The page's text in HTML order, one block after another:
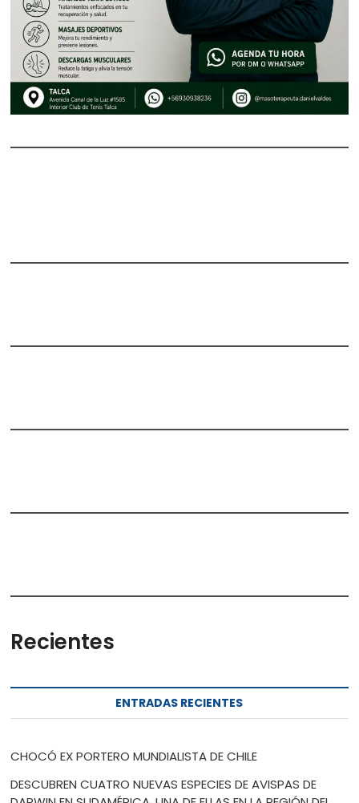
Recientes
ENTRADAS RECIENTES
CHOCÓ EX PORTERO MUNDIALISTA DE CHILE
DESCUBREN CUATRO NUEVAS ESPECIES DE AVISPAS DE